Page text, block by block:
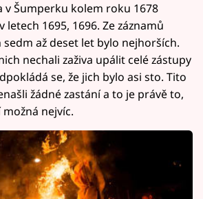
v Šumperku kolem roku 1678
letech 1695, 1696. Ze záznamů
sedm až deset let bylo nejhorších.
nechali zaživa upálit celé zástupy
se, že jich bylo asi sto. Tito
žádné zastání a to je právě to,
nejvíc.